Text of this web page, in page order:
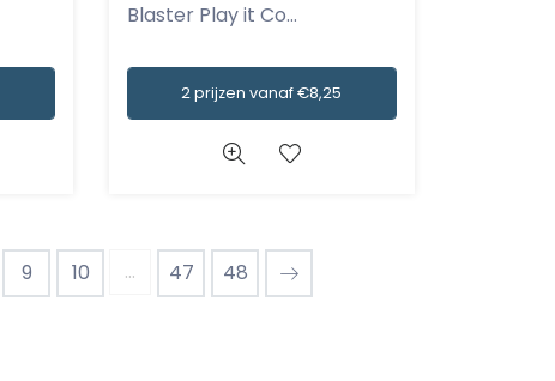
Blaster Play it Co...
2 prijzen vanaf €8,25
9 10 ... 47 48